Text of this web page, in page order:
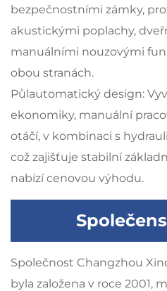
bezpečnostními zámky,
akustickými poplachy,
manuálními nouzovými
obou stranách.
Půlautomatický design:
ekonomiky, manuální
otáčí, v kombinaci s
což zajišťuje stabilní
nabízí cenovou výhodu.
Společnost Changzhou
byla založena v roce 2001,